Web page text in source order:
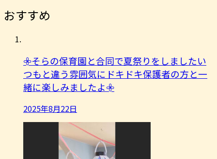
おすすめ
𖧷そらの保育園と合同で夏祭りをしましたい
つもと違う雰囲気にドキドキ保護者の方と一
緒に楽しみましたよ︎𖧷
2025年8月22日